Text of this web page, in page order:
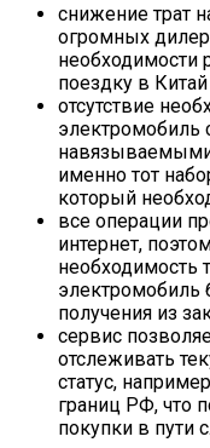
снижение трат
огромных
необходимости
поездку в
отсутствие
электромобиль
именно тот
который
все операции
интернет,
необходимость
электромобиль
получения из
сервис
отслеживать
статус,
границ РФ, что
покупки в пути